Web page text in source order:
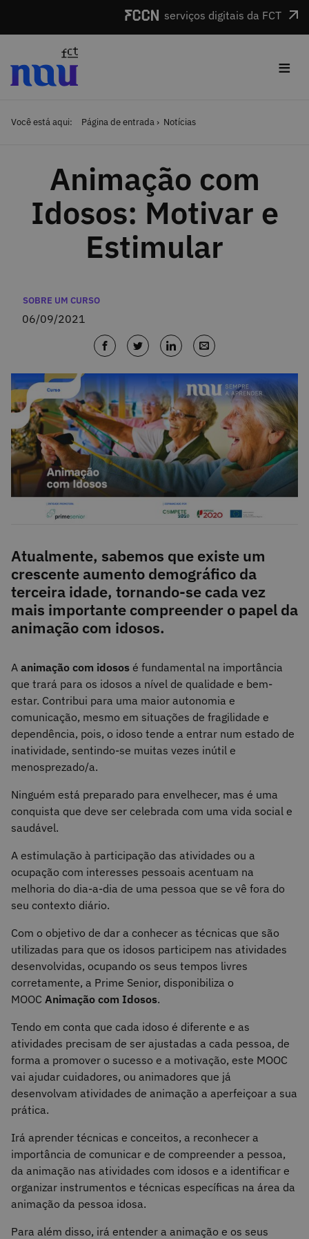
serviços digitais da FCT
≡
Você está aqui: Página de entrada Notícias
Animação com
Idosos: Motivar e
Estimular
Categorias
SOBRE UM CURSO
06/09/2021
Atualmente, sabemos que existe um
crescente aumento demográfico da
terceira idade, tornando-se cada vez
mais importante compreender o papel da
animação com idosos.
A animação com idosos é fundamental na importância
que trará para os idosos a nível de qualidade e bem-
estar. Contribui para uma maior autonomia e
comunicação, mesmo em situações de fragilidade e
dependência, pois, o idoso tende a entrar num estado de
inatividade, sentindo-se muitas vezes inútil e
menosprezado/a.
Ninguém está preparado para envelhecer, mas é uma
conquista que deve ser celebrada com uma vida social e
saudável.
A estimulação à participação das atividades ou a
ocupação com interesses pessoais acentuam na
melhoria do dia-a-dia de uma pessoa que se vê fora do
seu contexto diário.
Com o objetivo de dar a conhecer as técnicas que são
utilizadas para que os idosos participem nas atividades
desenvolvidas, ocupando os seus tempos livres
corretamente, a Prime Senior, disponibiliza o
MOOC Animação com Idosos.
Tendo em conta que cada idoso é diferente e as
atividades precisam de ser ajustadas a cada pessoa, de
forma a promover o sucesso e a motivação, este MOOC
vai ajudar cuidadores, ou animadores que já
desenvolvam atividades de animação a aperfeiçoar a sua
prática.
Irá aprender técnicas e conceitos, a reconhecer a
importância de comunicar e de compreender a pessoa,
da animação nas atividades com idosos e a identificar e
organizar instrumentos e técnicas específicas na área da
animação da pessoa idosa.
Para além disso, irá entender a animação e os seus